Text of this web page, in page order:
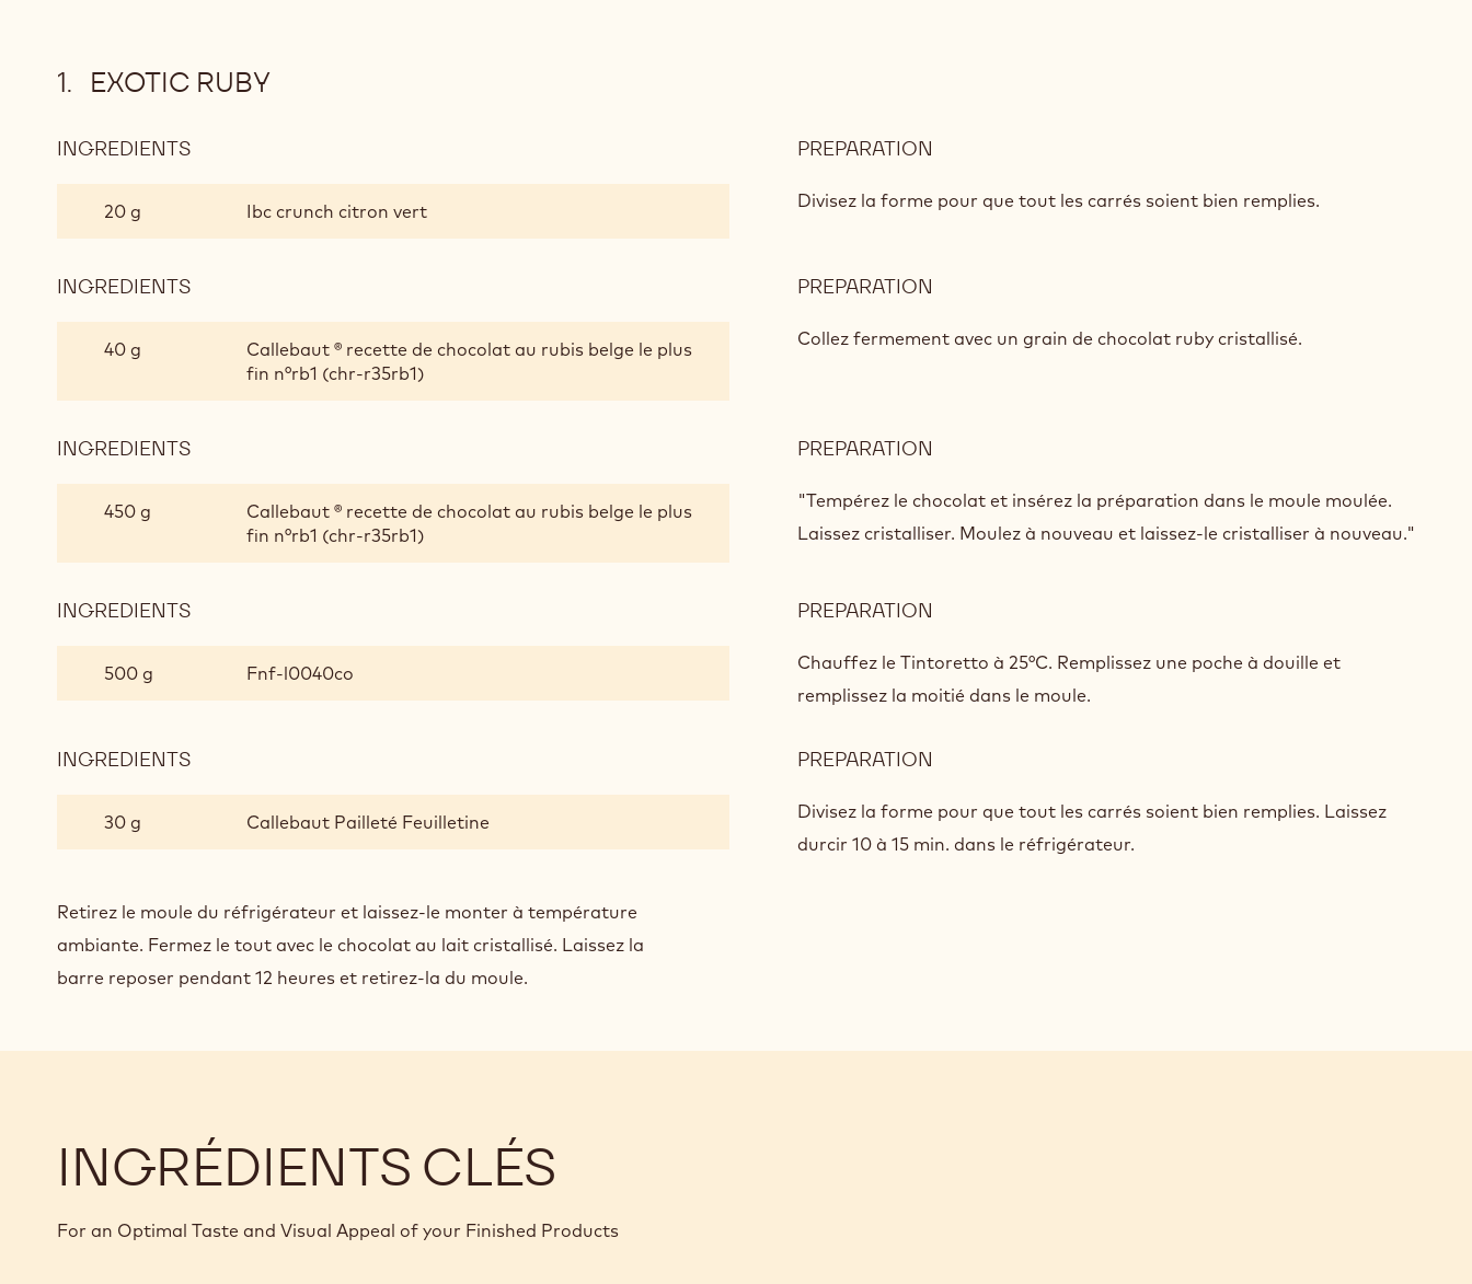
EXOTIC RUBY
INGREDIENTS
20 g Ibc crunch citron vert
PREPARATION
RUBY
Divisez la forme pour que tout les carrés soient bien remplies.
INGREDIENTS
40 g
Callebaut ® recette de chocolat au rubis belge le plus
fin n°rb1 (chr-r35rb1)
PREPARATION
RUBY
Collez fermement avec un grain de chocolat ruby cristallisé.
INGREDIENTS
450 g
Callebaut ® recette de chocolat au rubis belge le plus
fin n°rb1 (chr-r35rb1)
PREPARATION
RUBY
"Tempérez le chocolat et insérez la préparation dans le moule moulée.
Laissez cristalliser. Moulez à nouveau et laissez-le cristalliser à nouveau."
INGREDIENTS
500 g Fnf-l0040co
PREPARATION
RUBY
Chauffez le Tintoretto à 25°C. Remplissez une poche à douille et
remplissez la moitié dans le moule.
INGREDIENTS
30 g Callebaut Pailleté Feuilletine
PREPARATION
RUBY
Divisez la forme pour que tout les carrés soient bien remplies. Laissez
durcir 10 à 15 min. dans le réfrigérateur.
Retirez le moule du réfrigérateur et laissez-le monter à température
ambiante. Fermez le tout avec le chocolat au lait cristallisé. Laissez la
barre reposer pendant 12 heures et retirez-la du moule.
INGRÉDIENTS CLÉS
For an Optimal Taste and Visual Appeal of your Finished Products